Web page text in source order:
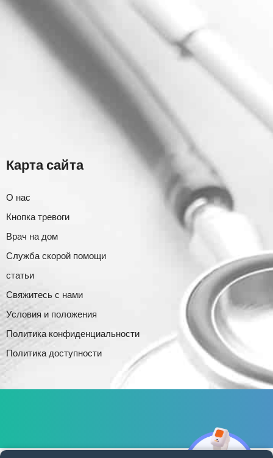
Карта сайта
О нас
Кнопка тревоги
Врач на дом
Служба скорой помощи
статьи
Свяжитесь с нами
Условия и положения
Политика конфиденциальности
Политика доступности
נ
א